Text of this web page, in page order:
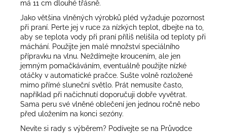
má 11 cm dlouhé třásně.
Jako většina vlněných výrobků pléd vyžaduje pozornost
při praní. Perte jej v ruce za nízkých teplot, dbejte na to,
aby se teplota vody při praní příliš nelišila od teploty při
máchání. Použijte jen malé množství speciálního
přípravku na vlnu. Neždímejte kroucením, ale jen
jemným pomačkáváním, eventuálně použijte nízké
otáčky v automatické pračce. Sušte volně rozložené
mimo přímé sluneční světlo. Prát nemusíte často,
například při načichnutí doporučuji dobře vyvětrat.
Sama peru své vlněné oblečení jen jednou ročně nebo
před uložením na konci sezóny.
Nevíte si rady s výběrem? Podívejte se na Průvodce